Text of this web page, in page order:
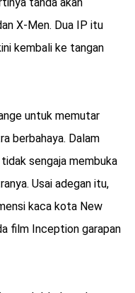
X-Men. Dua IP itu
kembali ke tangan
untuk memutar
berbahaya. Dalam
sengaja membuka
Usai adegan itu,
kaca kota New
film Inception garapan